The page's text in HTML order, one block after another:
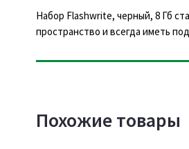
Набор Flashwrite, черный, 8 Гб
пространство и всегда иметь
Похожие товары